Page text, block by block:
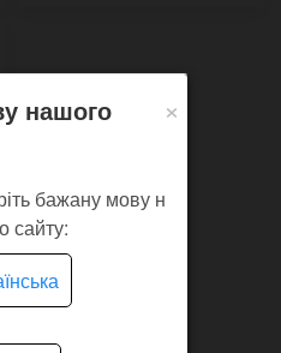
×
нашого
бажану мову н
сайту: